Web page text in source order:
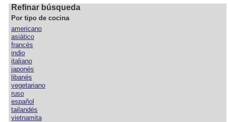
Refinar búsqueda
Por tipo de cocina
americano
asiático
francés
indio
italiano
japonés
libanés
vegetariano
ruso
español
tailandés
vietnamita